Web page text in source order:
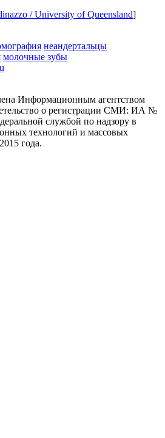
/ University of Queensland]
неандертальцы
молочные зубы
Информационным агентством
о регистрации СМИ: ИА №
службой по надзору в
технологий и массовых
года.